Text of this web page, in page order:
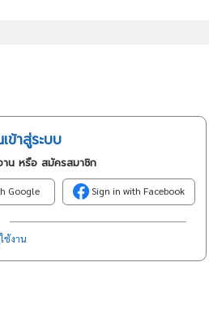
ข้าสู่ระบบ
าน หรือ สมัครสมาชิก
Google Sign in with Facebook
ช้งาน